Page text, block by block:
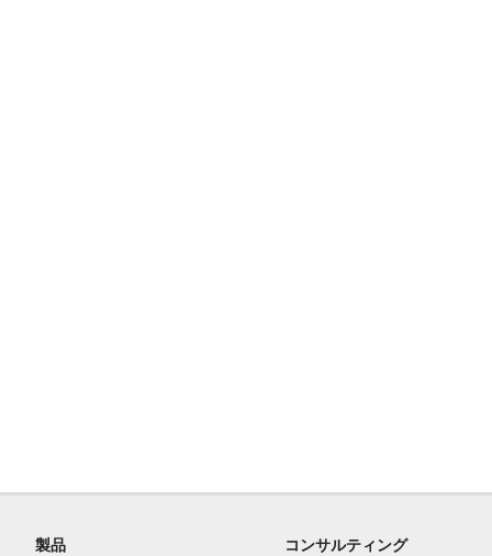
製品
コンサルティング